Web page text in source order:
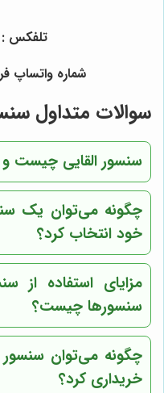
تلفکس : ۳۳۹۴۴۸۱۲ ۰۲۱
شماره واتساپ فروشگاه:
سوالات متداول
سنسور القایی چیست و
چگونه می‌توان یک
خود انتخاب کرد؟
مزایای استفاده از
سنسورها چیست؟
چگونه می‌توان سنسور
خریداری کرد؟